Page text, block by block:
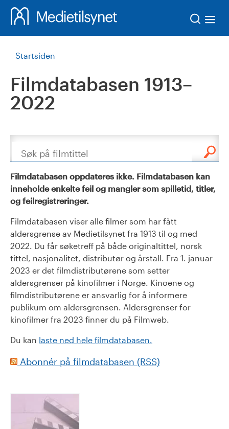
Startsiden
Filmdatabasen 1913–
2022
Søk
Filmdatabasen oppdateres ikke. Filmdatabasen kan
inneholde enkelte feil og mangler som spilletid, titler,
og feilregistreringer.
Filmdatabasen viser alle filmer som har fått
aldersgrense av Medietilsynet fra 1913 til og med
2022. Du får søketreff på både originaltittel, norsk
tittel, nasjonalitet, distributør og årstall. Fra 1. januar
2023 er det filmdistributørene som setter
aldersgrenser på kinofilmer i Norge. Kinoene og
filmdistributørene er ansvarlig for å informere
publikum om aldersgrensen. Aldersgrenser for
kinofilmer fra 2023 finner du på Filmweb.
Du kan laste ned hele filmdatabasen.
Abonnér på filmdatabasen (RSS)